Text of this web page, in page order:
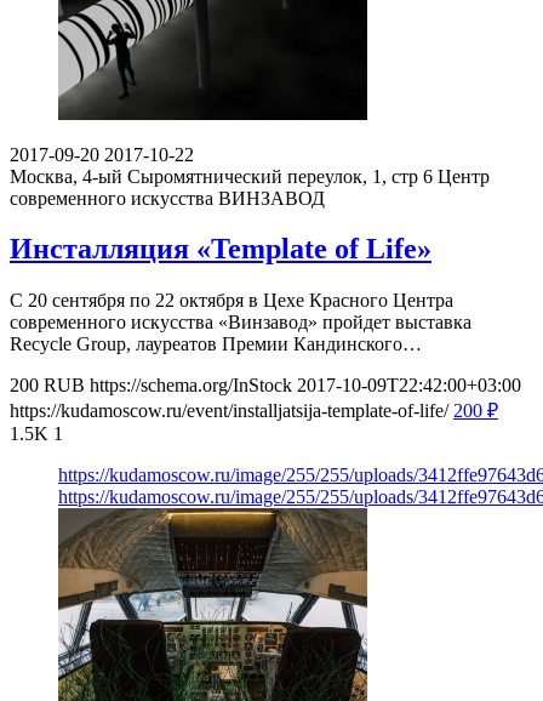
2017-09-20 2017-10-22
Москва, 4-ый Сыромятнический переулок, 1, стр 6 Центр
современного искусства ВИНЗАВОД
Инсталляция «Template of Life»
С 20 сентября по 22 октября в Цехе Красного Центра
современного искусства «Винзавод» пройдет выставка
Recycle Group, лауреатов Премии Кандинского…
200 RUB https://schema.org/InStock 2017-10-09T22:42:00+03:00
https://kudamoscow.ru/event/installjatsija-template-of-life/ 200 ₽
1.5K 1
https://kudamoscow.ru/image/255/255/uploads/
https://kudamoscow.ru/image/255/255/uploads/